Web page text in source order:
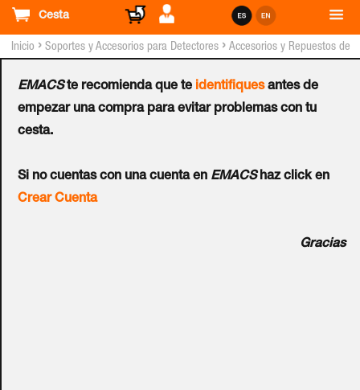
Cesta
EMACSte recomienda que te identifiquesantes de
empezar una compra para evitar problemas con tu
cesta.
Si no cuentas con una cuenta en EMACShaz click en
Crear Cuenta
Gracias
Inicio › Soportes y Accesorios para Detectores › Accesorios y Repuestos de
Soporte de Batería para
easyPack™
Ref.: PTFA